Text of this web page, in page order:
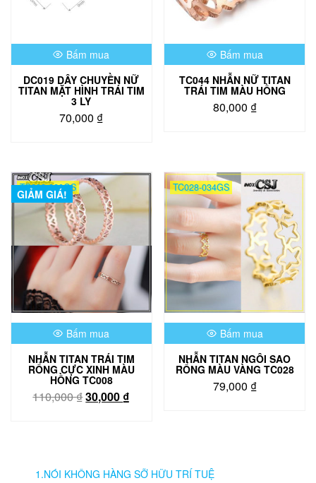
Bấm mua
DC019 DÂY CHUYỀN NỮ
TITAN MẶT HÌNH TRÁI TIM
3 LY
70,000 ₫
Bấm mua
TC044 NHẪN NỮ TITAN
TRÁI TIM MÀU HỒNG
80,000 ₫
có
nhiều
biến
thể.
Các
tùy
chọn
có
thể
chọn
trên
trang
sản
phẩm
GIẢM GIÁ!
TC008-020GS
Bấm mua
NHẪN TITAN TRÁI TIM
RỔNG CỰC XINH MÀU
HỒNG TC008
110,000₫Giá
30,000 ₫
TC028-034GS
Bấm mua
NHẪN TITAN NGÔI SAO
RỔNG MÀU VÀNG TC028
79,000 ₫
1.NÓI KHÔNG HÀNG SỠ HỮU TRÍ TUỆ